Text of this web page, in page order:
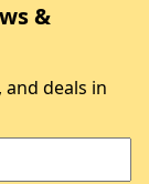
&
deals in